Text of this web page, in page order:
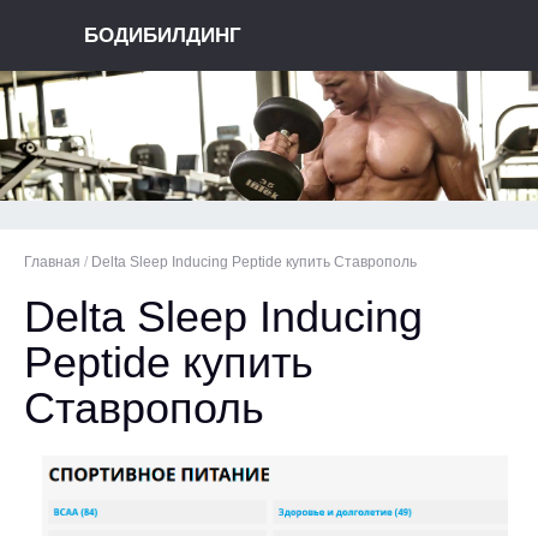
БОДИБИЛДИНГ
Главная / Delta Sleep Inducing Peptide купить Ставрополь
Delta Sleep Inducing
Peptide купить
Ставрополь